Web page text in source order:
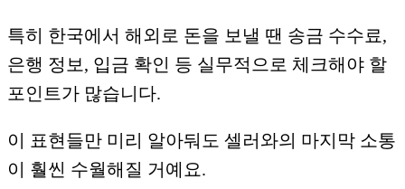
특히 한국에서 해외로 돈을 보낼 땐 송금 수수료,
은행 정보, 입금 확인 등 실무적으로 체크해야 할
포인트가 많습니다.
이 표현들만 미리 알아둬도 셀러와의 마지막 소통
이 훨씬 수월해질 거예요.